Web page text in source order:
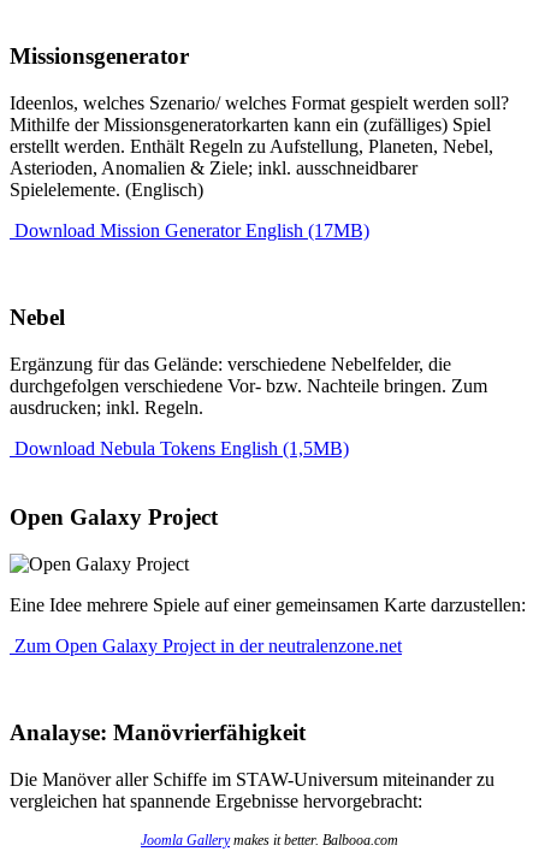
Missionsgenerator
Ideenlos, welches Szenario/ welches Format gespielt werden soll?
Mithilfe der Missionsgeneratorkarten kann ein (zufälliges) Spiel
erstellt werden. Enthält Regeln zu Aufstellung, Planeten, Nebel,
Asterioden, Anomalien & Ziele; inkl. ausschneidbarer
Spielelemente. (Englisch)
Download Mission Generator English (17MB)
Nebel
Ergänzung für das Gelände: verschiedene Nebelfelder, die
durchgefolgen verschiedene Vor- bzw. Nachteile bringen. Zum
ausdrucken; inkl. Regeln.
Download Nebula Tokens English (1,5MB)
Open Galaxy Project
Eine Idee mehrere Spiele auf einer gemeinsamen Karte darzustellen:
Zum Open Galaxy Project in der neutralenzone.net
Analayse: Manövrierfähigkeit
Die Manöver aller Schiffe im STAW-Universum miteinander zu
vergleichen hat spannende Ergebnisse hervorgebracht:
Joomla Gallerymakes it better. Balbooa.com